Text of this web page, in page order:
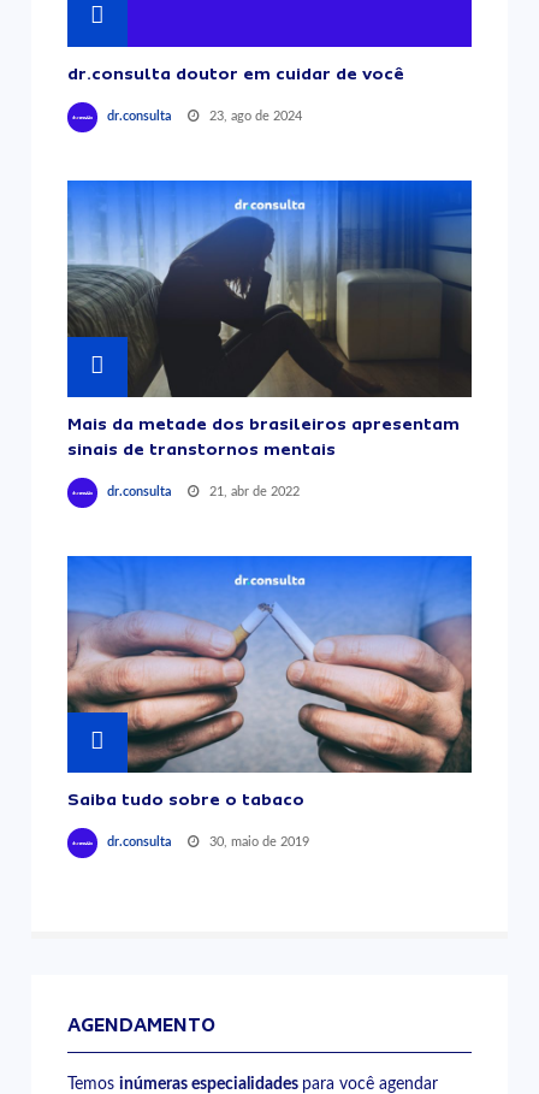
dr.consulta doutor em cuidar de você
dr.consulta 23, ago de 2024
Mais da metade dos brasileiros apresentam
sinais de transtornos mentais
dr.consulta 21, abr de 2022
Saiba tudo sobre o tabaco
dr.consulta 30, maio de 2019
AGENDAMENTO
Temosinúmeras especialidades para você agendar